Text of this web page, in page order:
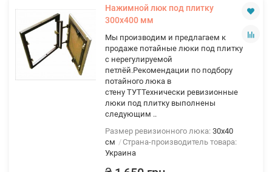
the wall, with unimportant finishing material (such
as mosaic) and 3 mm joints between tiles. They can
beopen (with the front front hanging
forward),sliding
(with displacement towards the
side parallel to the wall),folding(on a single-link
hanger) and with a
removablecover.
They open up either under pressure.
Нажимной люк под плитку
300х400 мм
Мы производим и предлагаем к
продаже потайные люки под плитку
с нерегулируемой
петлёй.Рекомендации по подбору
потайного люка в
стену ТУТТехнически ревизионные
люки под плитку выполнены
следующим ..
Размер ревизионного люка: 30х40
см
Страна-производитель товара:
Украина